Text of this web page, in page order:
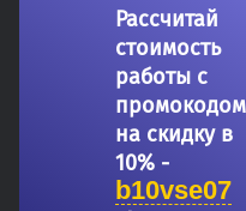
Copyright
Рассчитай
стоимость
работы с
промокодом
на скидку в
10% -
b10vse07